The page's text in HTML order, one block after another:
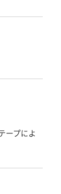
ープによ